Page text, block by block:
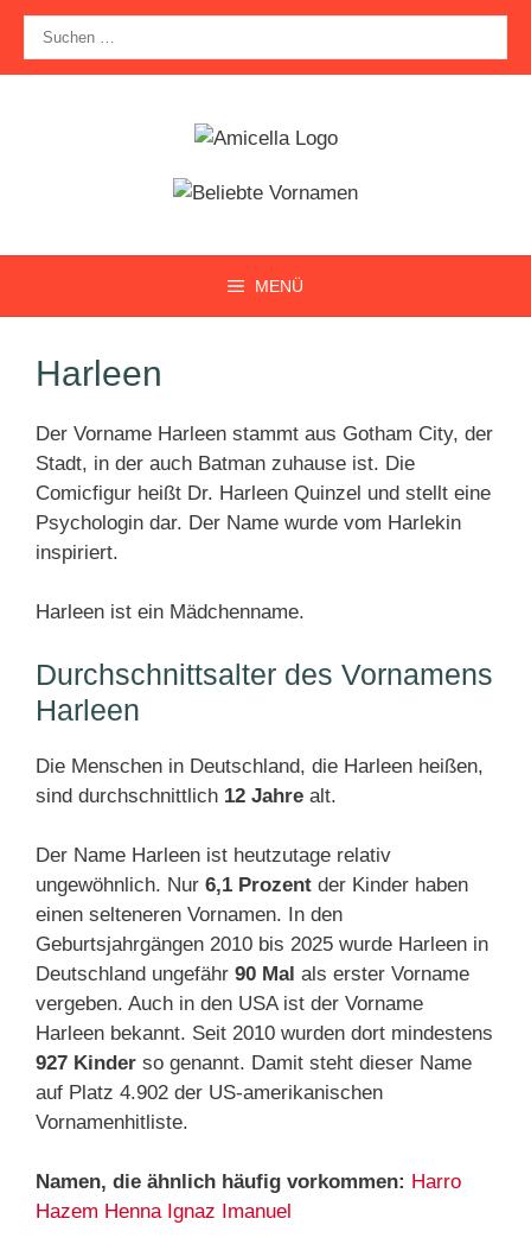
Zum
Inhalt
springen
nach:
MENÜ
Harleen
Der Vorname Harleen stammt aus Gotham City, der
Stadt, in der auch Batman zuhause ist. Die
Comicfigur heißt Dr. Harleen Quinzel und stellt eine
Psychologin dar. Der Name wurde vom Harlekin
inspiriert.
Harleen ist ein Mädchenname.
Durchschnittsalter des Vornamens
Harleen
Die Menschen in Deutschland, die Harleen heißen,
sind durchschnittlich 12 Jahre alt.
Der Name Harleen ist heutzutage relativ
ungewöhnlich. Nur 6,1 Prozent der Kinder haben
einen selteneren Vornamen. In den
Geburtsjahrgängen 2010 bis 2025 wurde Harleen in
Deutschland ungefähr 90 Mal als erster Vorname
vergeben. Auch in den USA ist der Vorname
Harleen bekannt. Seit 2010 wurden dort mindestens
927 Kinder so genannt. Damit steht dieser Name
auf Platz 4.902 der US-amerikanischen
Vornamenhitliste.
Namen, die ähnlich häufig vorkommen: Harro
Hazem Henna Ignaz Imanuel